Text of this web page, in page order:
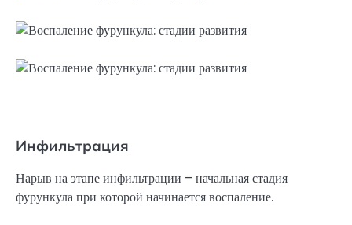
Инфильтрация
Нарыв на этапе инфильтрации – начальная стадия
фурункула при которой начинается воспаление.